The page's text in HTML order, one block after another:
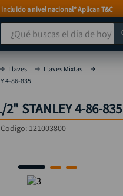
incluido a nivel nacional* Aplican T&C
¿Qué buscas el día de hoy?
Llaves
Llaves Mixtas
4-86-835
STANLEY 4-86-835
Codigo: 121003800